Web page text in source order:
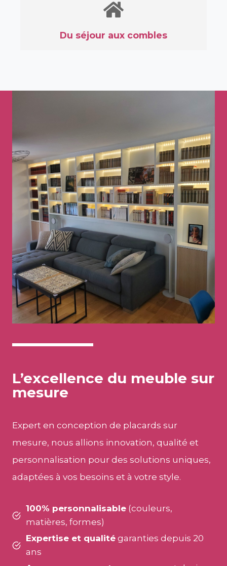
Du séjour aux combles
L’excellence du meuble sur
mesure
Expert en conception de placards sur
mesure, nous allions innovation, qualité et
personnalisation pour des solutions uniques,
adaptées à vos besoins et à votre style.
100% personnalisable (couleurs,
matières, formes)
Expertise et qualité garanties depuis 20
ans